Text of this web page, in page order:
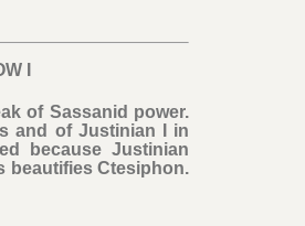
I
of Sassanid power.
and of Justinian I in
because Justinian
beautifies Ctesiphon.